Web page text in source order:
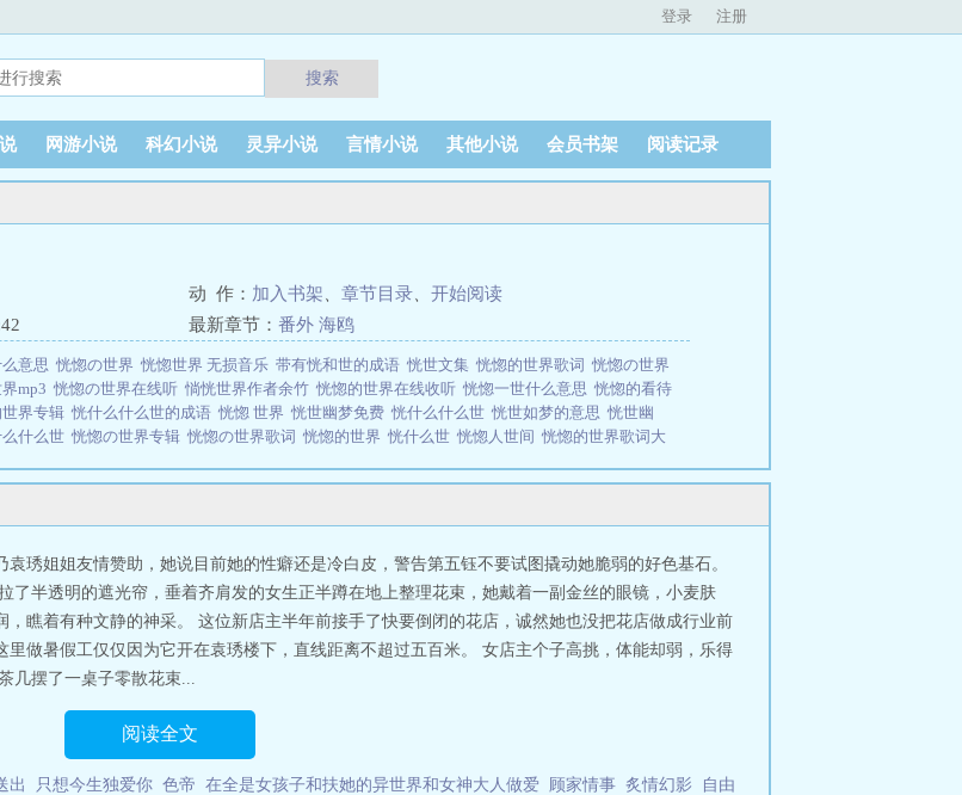
登录 注册
搜索
网游小说 科幻小说 灵异小说 言情小说 其他小说 会员书架 阅读记录
动 作： 加入书架 章节目录
开始阅读
最新章节： 番外 海鸥
意思 恍惚の世界 恍惚世界 无损音乐 带有恍和世的成语 恍世文集 恍惚的世界歌词 恍惚の世界
mp3 恍惚の世界在线听 惝恍世界作者余竹 恍惚的世界在线收听 恍惚一世什么意思 恍惚的看待
界专辑 恍什么什么世的成语 恍惚 世界 恍世幽梦免费 恍什么什么世 恍世如梦的意思 恍世幽
什么世 恍惚の世界专辑 恍惚の世界歌词 恍惚的世界 恍什么世 恍惚人世间 恍惚的世界歌词大
惝恍世界
琇姐姐友情赞助，她说目前她的性癖还是冷白皮，警告第五钰不要试图撬动她脆弱的好色基石。
了半透明的遮光帘，垂着齐肩发的女生正半蹲在地上整理花束，她戴着一副金丝的眼镜，小麦肤
瞧着有种文静的神采。 这位新店主半年前接手了快要倒闭的花店，诚然她也没把花店做成行业前
做暑假工仅仅因为它开在袁琇楼下，直线距离不超过五百米。 女店主个子高挑，体能却弱，乐得
几摆了一桌子零散花束...
阅读全文
出 只想今生独爱你 色帝 在全是女孩子和扶她的异世界和女神大人做爱 顾家情事 炙情幻影
自由